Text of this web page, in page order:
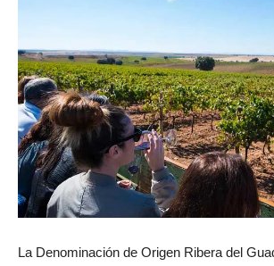
La Denominación de Origen Ribera del